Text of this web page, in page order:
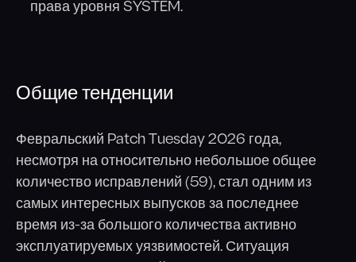
права уровня SYSTEM.
Общие тенденции
Февральский Patch Tuesday 2026 года,
несмотря на относительно небольшое общее
количество исправлений (59), стал одним из
самых интересных выпусков за последнее
время из-за большого количества активно
эксплуатируемых уязвимостей. Ситуация